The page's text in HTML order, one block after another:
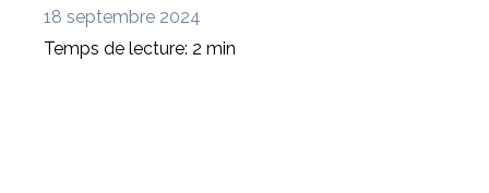
18 septembre 2024
Temps de lecture: 2 min